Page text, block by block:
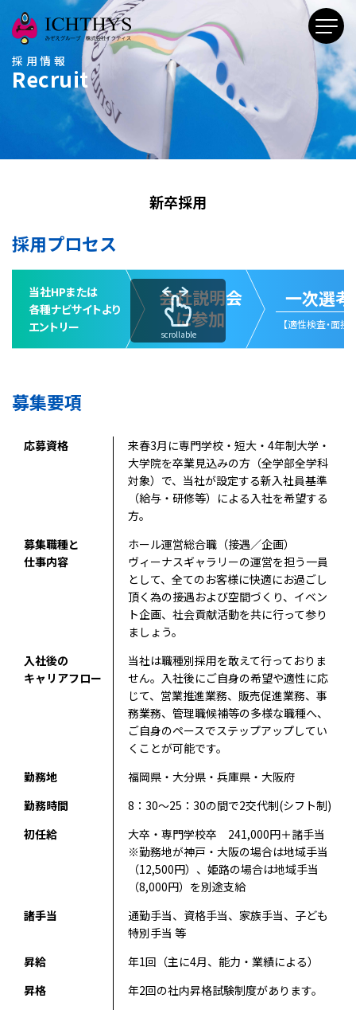
採用情報
Recruit
新卒採用
採用プロセス
当社HPまたは
各種ナビサイトより
エントリー
会社説明会
に参加
一次選考
【適性検査・面接】
scrollable
募集要項
応募資格
来春3月に専門学校・短大・4年制大学・
大学院を卒業見込みの方（全学部全学科
対象）で、当社が設定する新入社員基準
（給与・研修等）による入社を希望する
方。
募集職種と
仕事内容
ホール運営総合職（接遇／企画）
ヴィーナスギャラリーの運営を担う一員
として、全てのお客様に快適にお過ごし
頂く為の接遇および空間づくり、イベン
ト企画、社会貢献活動を共に行って参り
ましょう。
入社後の
キャリアフロー
当社は職種別採用を敢えて行っておりま
せん。入社後にご自身の希望や適性に応
じて、営業推進業務、販売促進業務、事
務業務、管理職候補等の多様な職種へ、
ご自身のペースでステップアップしてい
くことが可能です。
勤務地
福岡県・大分県・兵庫県・大阪府
勤務時間
8：30～25：30の間で2交代制(シフト制)
初任給
大卒・専門学校卒 241,000円＋諸手当
※勤務地が神戸・大阪の場合は地域手当
（12,500円）、姫路の場合は地域手当
（8,000円）を別途支給
諸手当
通勤手当、資格手当、家族手当、子ども
特別手当 等
昇給
年1回（主に4月、能力・業績による）
昇格
年2回の社内昇格試験制度があります。